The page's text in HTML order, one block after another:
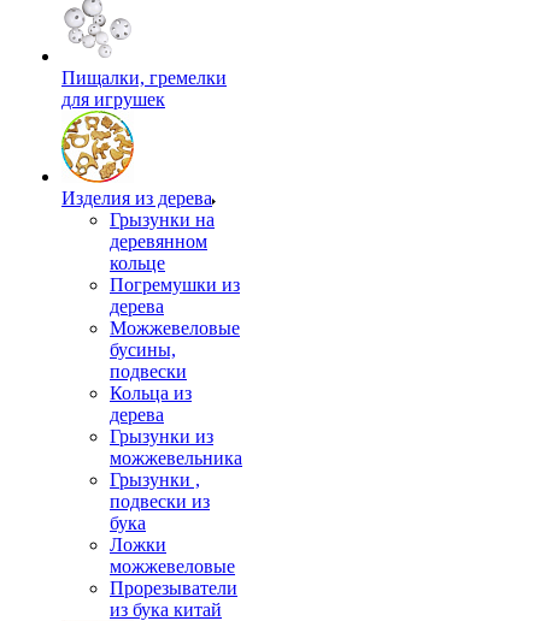
Пищалки, гремелки
для игрушек
Изделия из дерева
Грызунки на
деревянном
кольце
Погремушки из
дерева
Можжевеловые
бусины,
подвески
Кольца из
дерева
Грызунки из
можжевельника
Грызунки ,
подвески из
бука
Ложки
можжевеловые
Прорезыватели
из бука китай